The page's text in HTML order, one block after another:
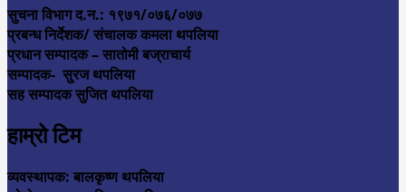
सुचना विभाग द.न.: १९७१/०७६/०७७
प्रबन्ध निर्देशक/ संचालक कमला थपलिया
प्रधान सम्पादक – सातोमी बज्राचार्य
सम्पादक- सुरज थपलिया
सह सम्पादक सुजित थपलिया
हाम्रो टिम
व्यवस्थापक: बालकृष्ण थपलिया